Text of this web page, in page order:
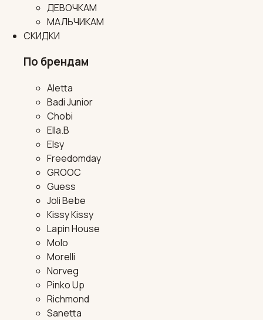
ДЕВОЧКАМ
МАЛЬЧИКАМ
СКИДКИ
По брендам
Aletta
Badi Junior
Chobi
Ella.B
Elsy
Freedomday
GROOC
Guess
Joli Bebe
Kissy Kissy
Lapin House
Molo
Morelli
Norveg
Pinko Up
Richmond
Sanetta